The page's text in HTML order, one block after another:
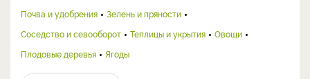
Почва и удобрения
Зелень и пряности
Соседство и севооборот
Теплицы и укрытия
Овощи
Плодовые деревья
Ягоды